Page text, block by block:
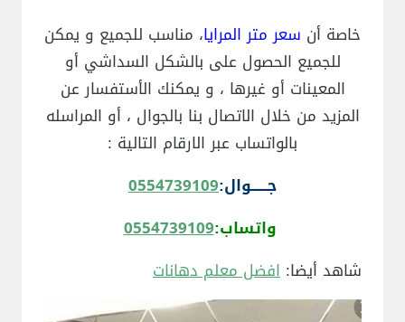
خاصة أن سعر متر المرايا، مناسب للجميع و يمكن
للجميع الحصول على بالشكل السداشي أو
المعينات أو غيرها ، و يمكنك الأستفسار عن
المزيد من خلال الاتصال بنا بالجوال ، أو المراسله
بالواتساب عبر الارقام التالية :
جــــــوال:0554739109
واتساب:0554739109
شاهد أيضا: افضل معلم دهانات